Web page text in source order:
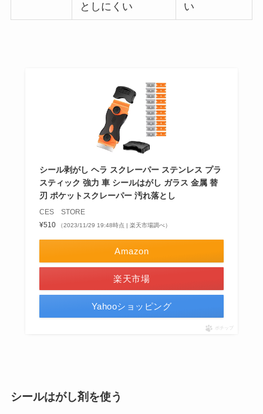
としにくい
い
シール剥がし ヘラ スクレーパー ステンレス プラ
スティック 強力 車 シールはがし ガラス 金属 替
刃 ポケットスクレーパー 汚れ落とし
CES STORE
¥510
（2023/11/29 19:48時点 | 楽天市場調べ）
Amazon
楽天市場
Yahooショッピング
ポチップ
シールはがし剤を使う